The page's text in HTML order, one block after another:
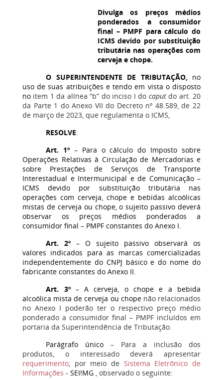
Divulga os preços médios
ponderados a consumidor
final – PMPF para cálculo do
ICMS devido por substituição
tributária nas operações com
cerveja e chope.
O SUPERINTENDENTE DE TRIBUTAÇÃO, no
uso de suas atribuições e tendo em vista o disposto
no item 1 da alínea “b” do inciso I do caputdo art. 20
da Parte 1 do Anexo VII do Decreto nº 48.589, de 22
de março de 2023, que regulamenta o ICMS,
RESOLVE:
Art. 1º – Para o cálculo do Imposto sobre
Operações Relativas à Circulação de Mercadorias e
sobre Prestações de Serviços de Transporte
Interestadual e Intermunicipal e de Comunicação –
ICMS devido por substituição tributária nas
operações com cerveja, chope e bebidas alcoólicas
mistas de cerveja ou chope, o sujeito passivo deverá
observar os preços médios ponderados a
consumidor final – PMPF constantes do Anexo I.
Art. 2º – O sujeito passivo observará os
valores indicados para as marcas comercializadas
independentemente do CNPJ básico e do nome do
fabricante constantes do Anexo II.
Art. 3º– A cerveja, o chope e a bebida
alcoólica mista de cerveja ou chopenão relacionados
no Anexo I poderão ter o respectivo preço médio
ponderado a consumidor final – PMPF incluídos em
portaria da Superintendência de Tributação.
Parágrafo único – Para a inclusão dos
produtos, o interessado deverá apresentar
requerimento, por meio de Sistema Eletrônico de
Informações - SEI!MG , observado o seguinte: